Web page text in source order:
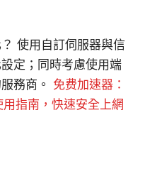
使用自訂伺服器與信
定；同時考慮使用端
務商。 免费加速器：
指南，快速安全上網